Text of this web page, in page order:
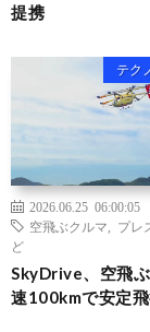
提携
テク
2026.06.25 06:00:05
空飛ぶクルマ
プレ
ど
SkyDrive、空飛
速100kmで安定